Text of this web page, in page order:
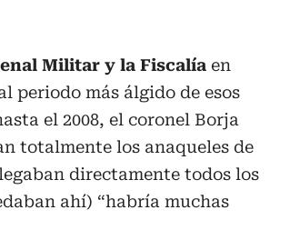
Militar y la Fiscalía en
periodo más álgido de esos
el 2008, el coronel Borja
totalmente los anaqueles de
directamente todos los
ahí) “habría muchas